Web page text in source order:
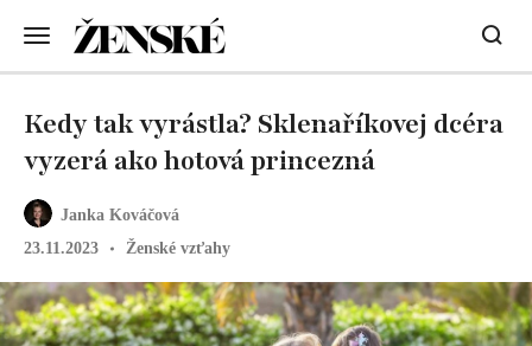
Janka Kováčová
23.11.2023
Ženské vzťahy
Kedy tak vyrástla? Sklenaříkovej dcéra
vyzerá ako hotová princezná